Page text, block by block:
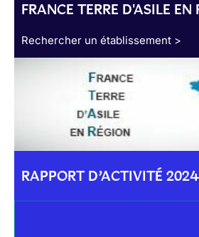
FRANCE TERRE D'ASILE EN
Rechercher un établissement >
RAPPORT D’ACTIVITÉ 2024